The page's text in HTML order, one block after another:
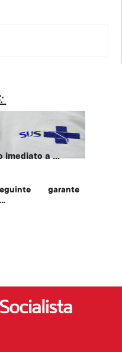
imediato a ...
garante